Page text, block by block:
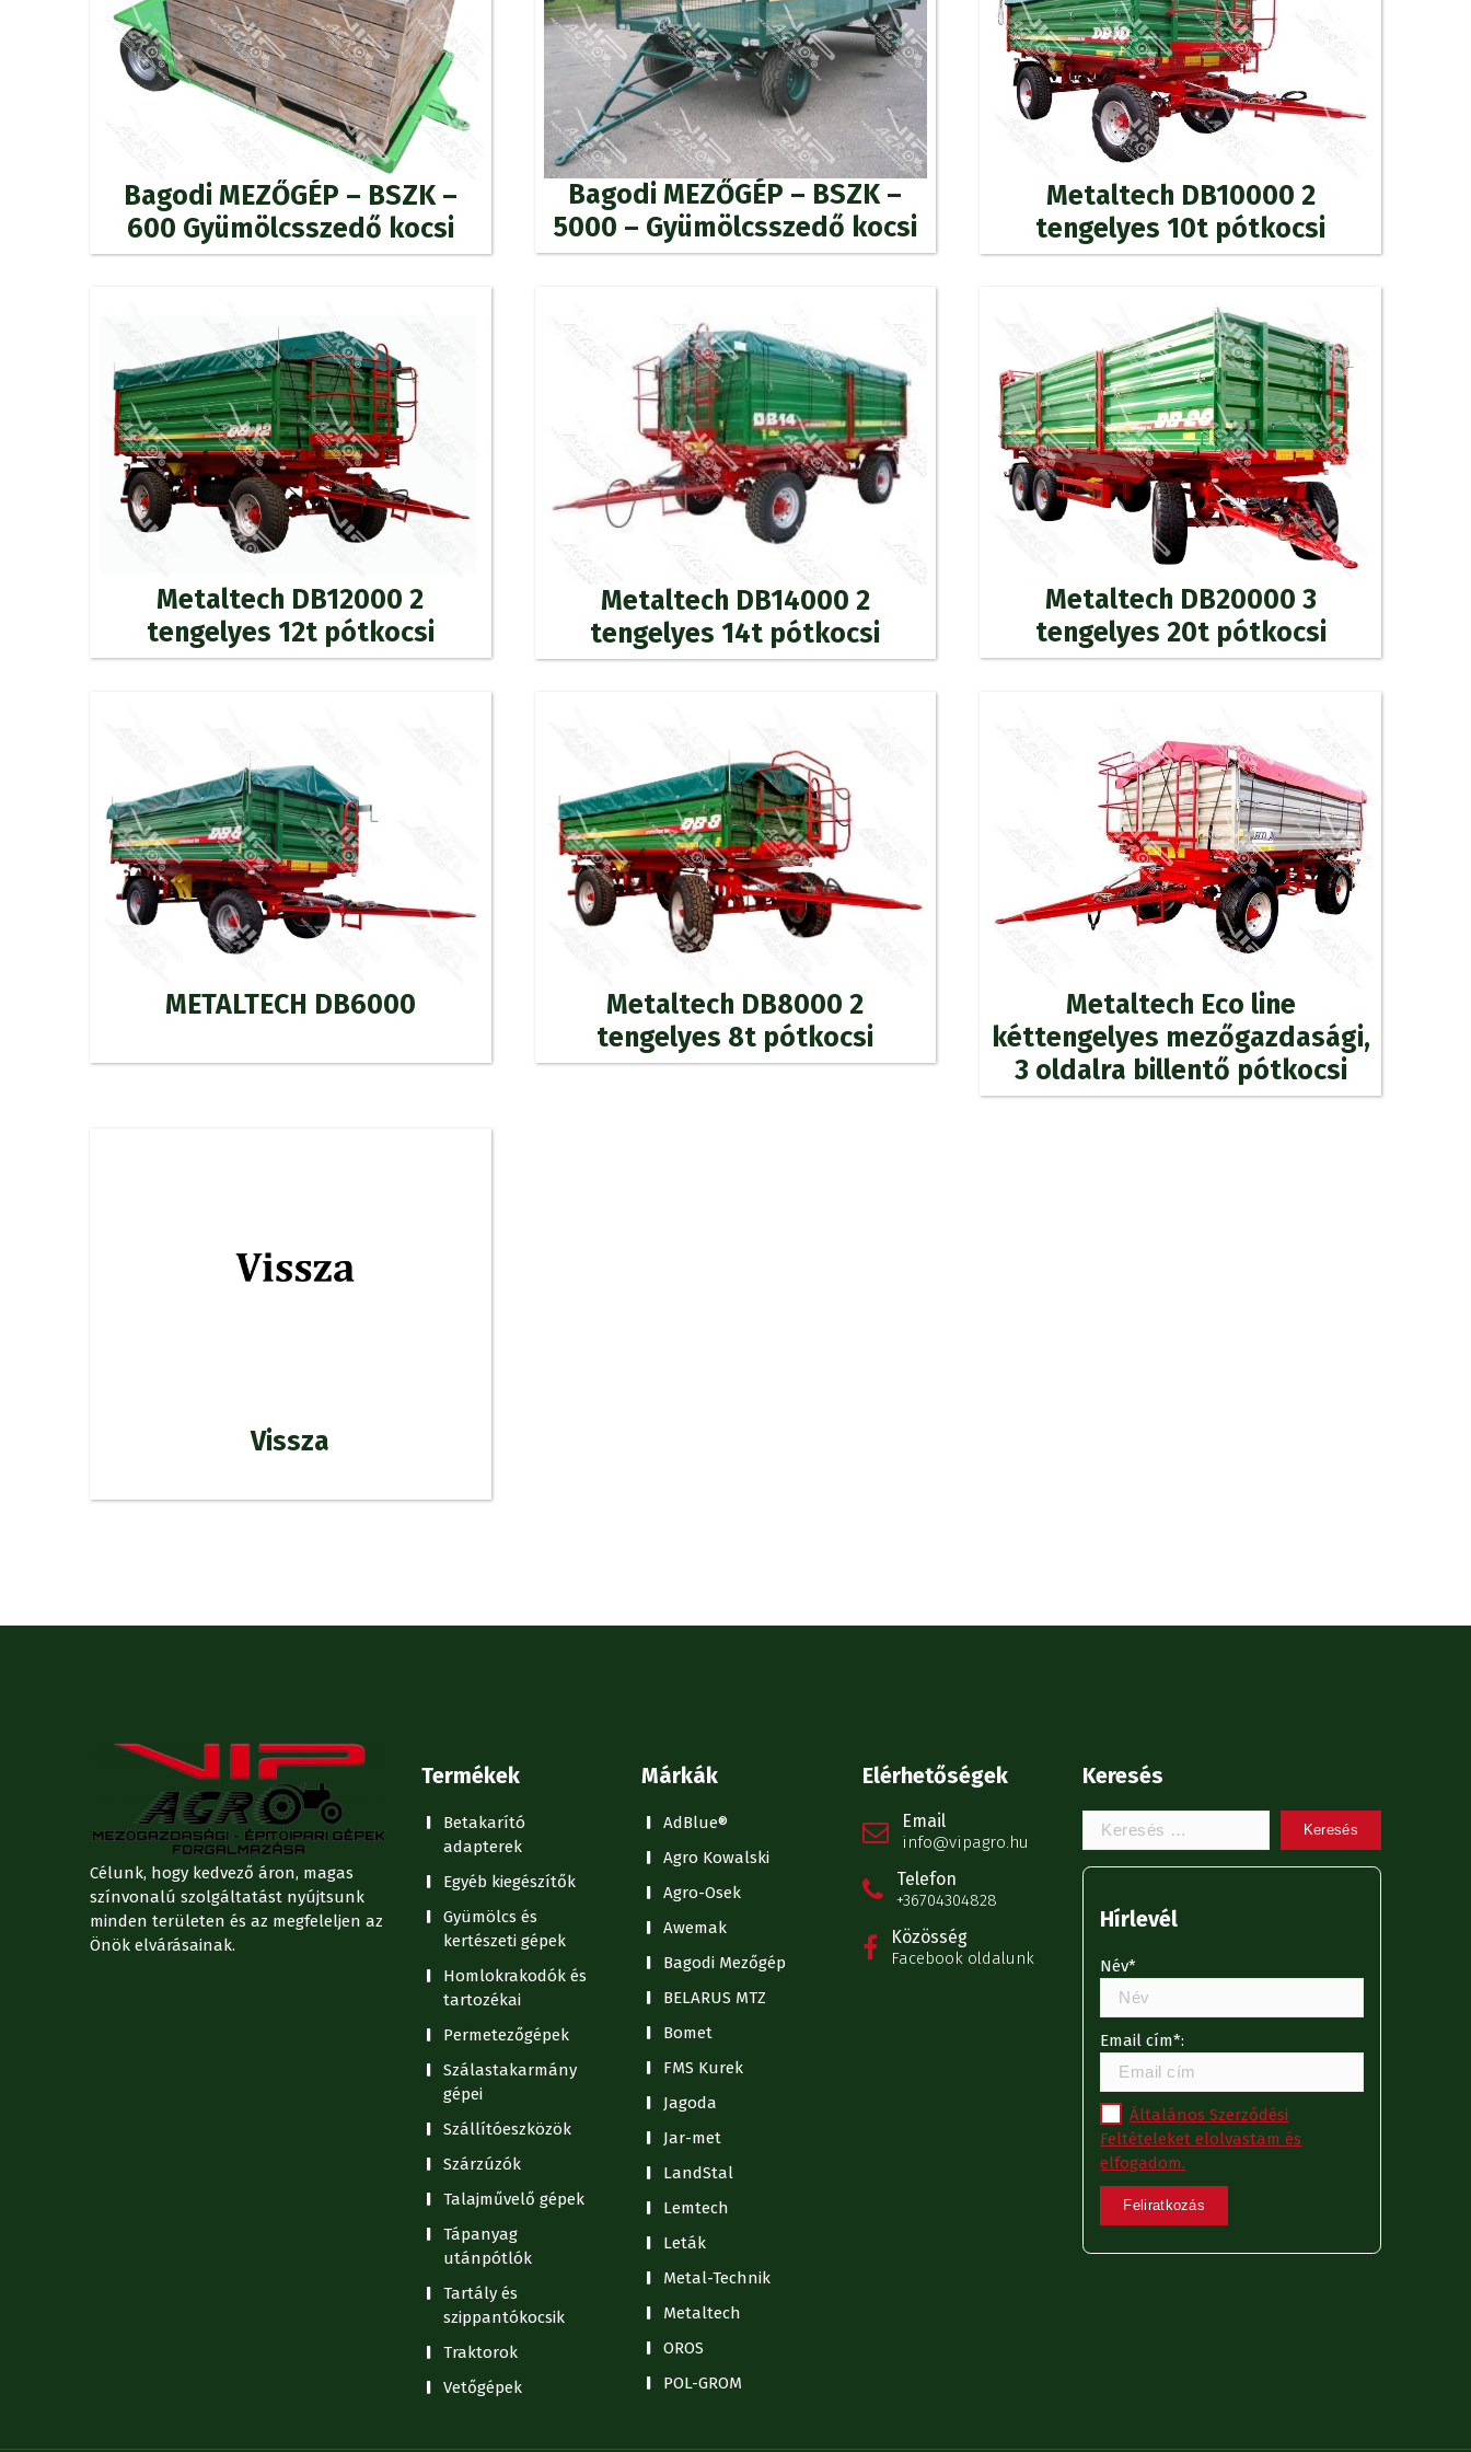
Bagodi MEZŐGÉP – BSZK –
600 Gyümölcsszedő kocsi
Bagodi MEZŐGÉP – BSZK –
5000 – Gyümölcsszedő kocsi
Metaltech DB10000 2
tengelyes 10t pótkocsi
Metaltech DB12000 2
tengelyes 12t pótkocsi
Metaltech DB14000 2
tengelyes 14t pótkocsi
Metaltech DB20000 3
tengelyes 20t pótkocsi
METALTECH DB6000
Metaltech DB8000 2
tengelyes 8t pótkocsi
Metaltech Eco line
kéttengelyes mezőgazdasági,
3 oldalra billentő pótkocsi
Vissza
Célunk, hogy kedvező áron, magas
színvonalú szolgáltatást nyújtsunk
minden területen és az megfeleljen az
Önök elvárásainak.
Termékek
Betakarító
adapterek
Egyéb kiegészítők
Gyümölcs és
kertészeti gépek
Homlokrakodók és
tartozékai
Permetezőgépek
Szálastakarmány
gépei
Szállítóeszközök
Szárzúzók
Talajművelő gépek
Tápanyag
utánpótlók
Tartály és
szippantókocsik
Traktorok
Vetőgépek
Márkák
AdBlue®
Agro Kowalski
Agro-Osek
Awemak
Bagodi Mezőgép
BELARUS MTZ
Bomet
FMS Kurek
Jagoda
Jar-met
LandStal
Lemtech
Leták
Metal-Technik
Metaltech
OROS
POL-GROM
Elérhetőségek
Email
info@vipagro.hu
Telefon
+36704304828
Közösség
Facebook oldalunk
Keresés
Keresem:
Hírlevél
Név*
Email cím*:
Általános Szerződési
Feltételeket elolvastam és
elfogadom.